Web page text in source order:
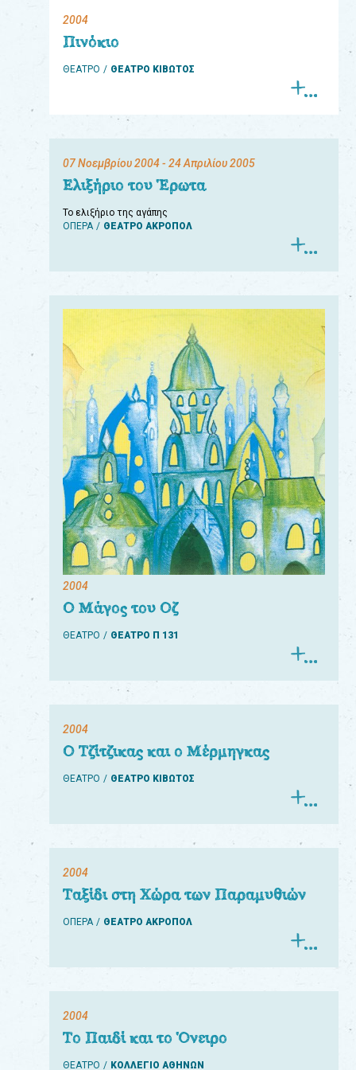
2004
Πινόκιο
ΘΕΑΤΡΟ ΘΕΑΤΡΟ ΚΙΒΩΤΟΣ
07 Νοεμβρίου 2004- 24 Απριλίου 2005
Ελιξήριο του Έρωτα
Το ελιξήριο της αγάπης
ΟΠΕΡΑ
ΘΕΑΤΡΟ ΑΚΡΟΠΟΛ
2004
Ο Μάγος του Οζ
ΘΕΑΤΡΟ ΘΕΑΤΡΟ Π 131
2004
Ο Τζίτζικας και ο Μέρμηγκας
ΘΕΑΤΡΟ ΘΕΑΤΡΟ ΚΙΒΩΤΟΣ
2004
Ταξίδι στη Χώρα των Παραμυθιών
ΟΠΕΡΑ ΘΕΑΤΡΟ ΑΚΡΟΠΟΛ
2004
Το Παιδί και το Όνειρο
ΘΕΑΤΡΟ ΚΟΛΛΕΓΙΟ ΑΘΗΝΩΝ
eshop
Παιχνίδια
Παρακολούθηση
παραγγελίας
εκπαιδευτικούς
συλλόγους
παραγωγούς
συνεργάτες